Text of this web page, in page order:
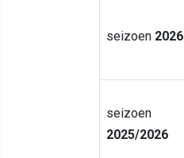
seizoen 2026
seizoen
2025/2026